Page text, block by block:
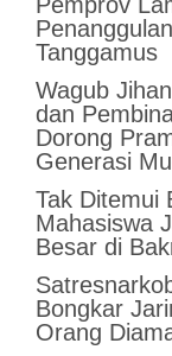
Tanggamus
Wagub
dan
Dorong
Generasi
Tak Ditemui
Mahasiswa
Besar di
Bongkar
Orang